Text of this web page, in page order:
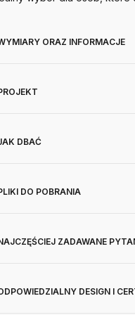
ORAZ INFORMACJE
DBAĆ
DO POBRANIA
ZADAWANE
DESIGN I